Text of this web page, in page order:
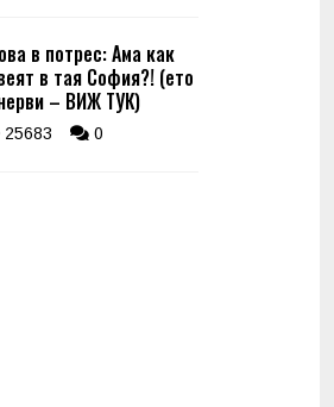
в потрес: Ама как
в тая София?! (ето
– ВИЖ ТУК)
25683 0